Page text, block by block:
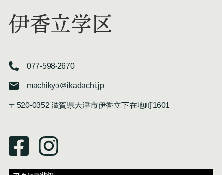
伊香立学区
077-598-2670
machikyo＠ikadachi.jp
〒520-0352 滋賀県大津市伊香立下在地町1601